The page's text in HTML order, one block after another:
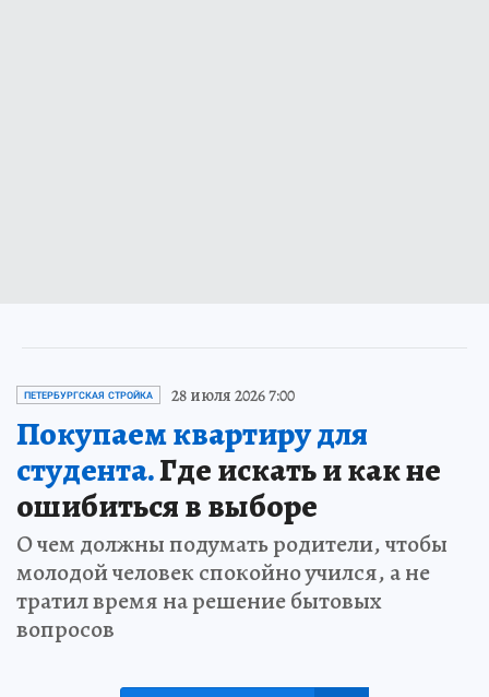
ПЕТЕРБУРГСКАЯ СТРОЙКА 28 июля 2026 7:00
Покупаем квартиру для
студента.Где искать и как не
ошибиться в выборе
О чем должны подумать родители, чтобы
молодой человек спокойно учился, а не
тратил время на решение бытовых
вопросов